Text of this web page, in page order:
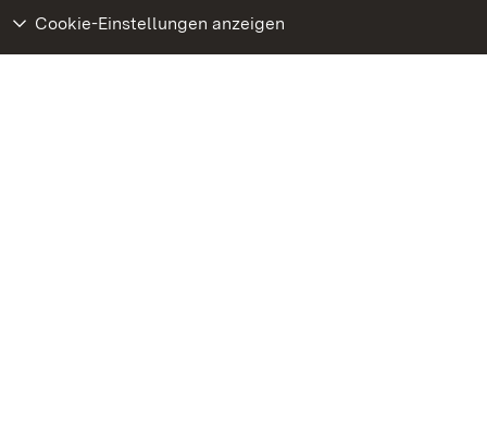
Cookie-Einstellungen anzeigen
Weiteres